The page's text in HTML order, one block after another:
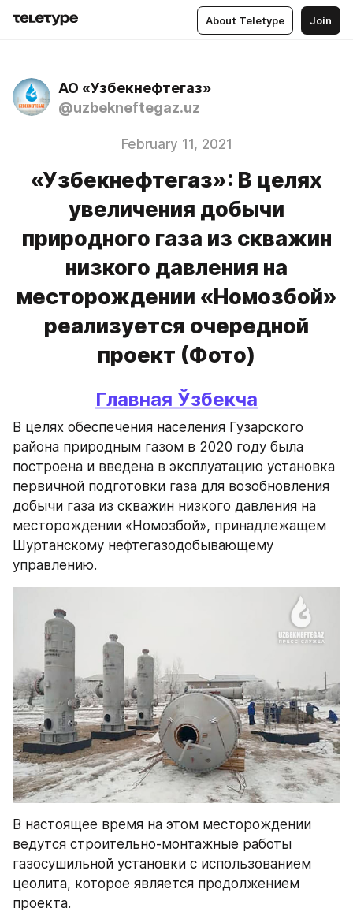
About Teletype Join
АО «Узбекнефтегаз»
@uzbekneftegaz.uz
February 11, 2021
«Узбекнефтегаз»: В целях
увеличения добычи
природного газа из скважин
низкого давления на
месторождении «Номозбой»
реализуется очередной
проект (Фото)
Главная Ўзбекча
В целях обеспечения населения Гузарского
района природным газом в 2020 году была
построена и введена в эксплуатацию установка
первичной подготовки газа для возобновления
добычи газа из скважин низкого давления на
месторождении «Номозбой», принадлежащем
Шуртанскому нефтегазодобывающему
управлению.
В настоящее время на этом месторождении
ведутся строительно-монтажные работы
газосушильной установки с использованием
цеолита, которое является продолжением
проекта.